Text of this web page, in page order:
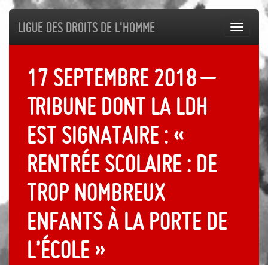
Ligue des droits de l'Homme
17 septembre 2018 –
Tribune dont la LDH
est signataire : «
Rentrée scolaire : de
trop nombreux
enfants à la porte de
l’école »